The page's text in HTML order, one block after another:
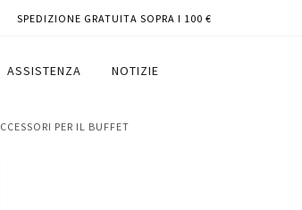
SPEDIZIONE GRATUITA SOPRA I 100 €
ASSISTENZA NOTIZIE
ACCESSORI PER IL BUFFET
- acrilico - trasparente -